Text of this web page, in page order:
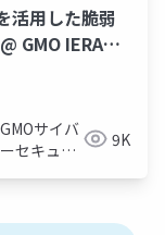
活用した脆弱
GMO IERAE
GMOサイバ
ーセキュリ
9K